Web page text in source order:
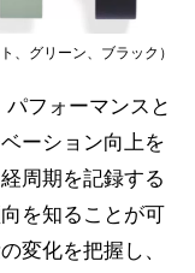
、グリーン、ブラック）
フォーマンスと
ーション向上を
周期を記録する
を知ることが可
変化を把握し、